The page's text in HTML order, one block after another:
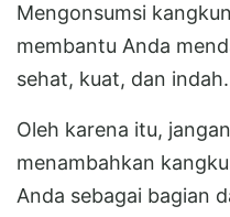
Mengonsumsi
membantu Anda
sehat, kuat, dan indah.
Oleh karena itu,
menambahkan
Anda sebagai bagian